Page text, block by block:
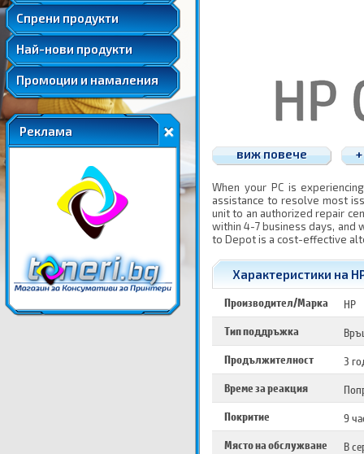
Спрени продукти
Удължени и допълнителни гаранции
Най-нови продукти
Промоции и намаления
Реклама
виж повече
When your PC is
assistance to resolve most
unit to an authorized repair
within 4-7 business days, and
to Depot is a cost-effective
Характеристики на
Производител/Марка
HP
Тип поддръжка
Продължителност
3
Време за реакция
Покритие
9
Място на обслужване
В